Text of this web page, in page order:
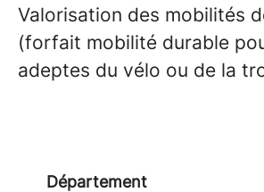
Valorisation des mobilités
(forfait mobilité durable
adeptes du vélo ou de la
Département